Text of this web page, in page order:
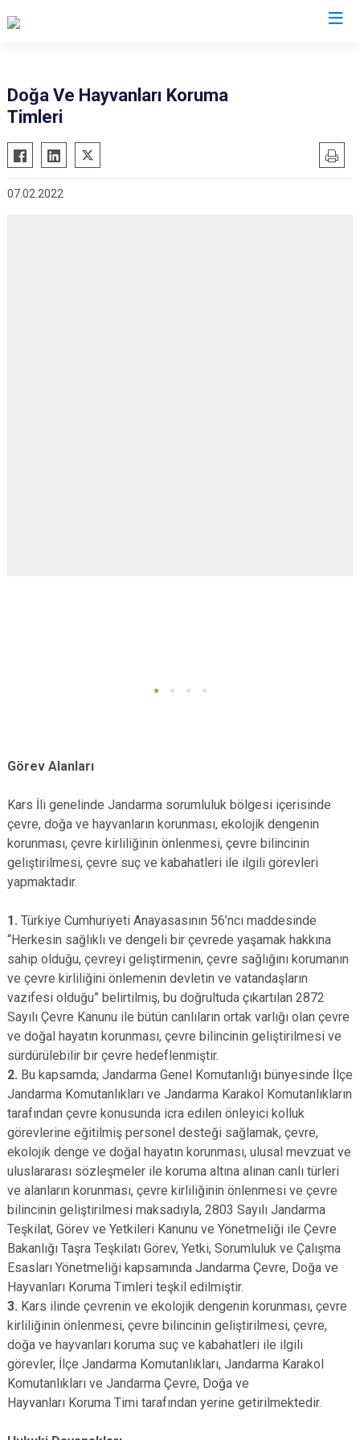
Doğa Ve Hayvanları Koruma
Timleri
07.02.2022
Görev Alanları
Kars İli genelinde Jandarma sorumluluk bölgesi içerisinde
çevre, doğa ve hayvanların korunması, ekolojik dengenin
korunması, çevre kirliliğinin önlenmesi, çevre bilincinin
geliştirilmesi, çevre suç ve kabahatleri ile ilgili görevleri
yapmaktadır.
1. Türkiye Cumhuriyeti Anayasasının 56’ncı maddesinde
“Herkesin sağlıklı ve dengeli bir çevrede yaşamak hakkına
sahip olduğu, çevreyi geliştirmenin, çevre sağlığını korumanın
ve çevre kirliliğini önlemenin devletin ve vatandaşların
vazifesi olduğu” belirtilmiş, bu doğrultuda çıkartılan 2872
Sayılı Çevre Kanunu ile bütün canlıların ortak varlığı olan çevre
ve doğal hayatın korunması, çevre bilincinin geliştirilmesi ve
sürdürülebilir bir çevre hedeflenmiştir.
2. Bu kapsamda; Jandarma Genel Komutanlığı bünyesinde İlçe
Jandarma Komutanlıkları ve Jandarma Karakol Komutanlıkların
tarafından çevre konusunda icra edilen önleyici kolluk
görevlerine eğitilmiş personel desteği sağlamak, çevre,
ekolojik denge ve doğal hayatın korunması, ulusal mevzuat ve
uluslararası sözleşmeler ile koruma altına alınan canlı türleri
ve alanların korunması, çevre kirliliğinin önlenmesi ve çevre
bilincinin geliştirilmesi maksadıyla, 2803 Sayılı Jandarma
Teşkilat, Görev ve Yetkileri Kanunu ve Yönetmeliği ile Çevre
Bakanlığı Taşra Teşkilatı Görev, Yetki, Sorumluluk ve Çalışma
Esasları Yönetmeliği kapsamında Jandarma Çevre, Doğa ve
Hayvanları Koruma Timleri teşkil edilmiştir.
3. Kars ilinde çevrenin ve ekolojik dengenin korunması, çevre
kirliliğinin önlenmesi, çevre bilincinin geliştirilmesi, çevre,
doğa ve hayvanları koruma suç ve kabahatleri ile ilgili
görevler, İlçe Jandarma Komutanlıkları, Jandarma Karakol
Komutanlıkları ve Jandarma Çevre, Doğa ve
Hayvanları Koruma Timi tarafından yerine getirilmektedir.